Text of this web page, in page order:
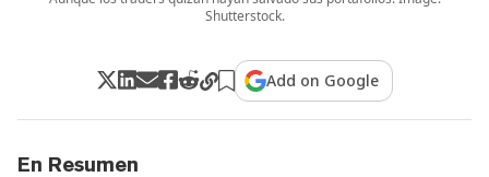
Shutterstock.
Add on Google
En Resumen